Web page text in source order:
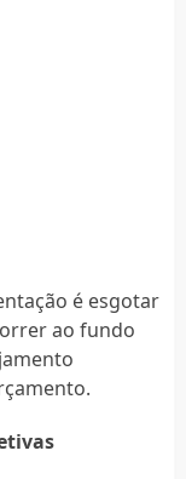
é esgotar
ao fundo